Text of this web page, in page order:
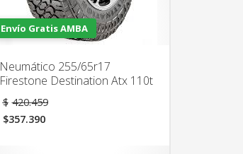
Envío Gratis AMBA
Neumático 255/65r17
Firestone Destination Atx 110t
$ 420.459
$357.390